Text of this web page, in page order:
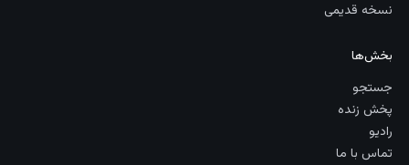
نسخه قدیمی
بخش‌ها
جستجو
پخش زنده
رادیو
تماس با ما